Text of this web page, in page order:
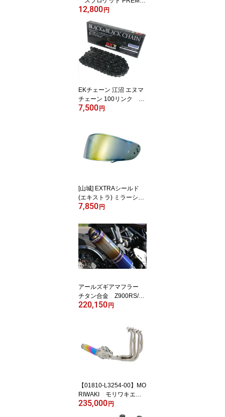
M（プレミアム） オー
12,800円
EKチェーン 江沼 エヌマ
チェーン 100リンク EK
420SR-X(BK:BK)SKJ EK
7,500円
[山城] EXTRAシールド
(エキストラ) ミラーシー
ルド ダークスモーク/ゴ
RYD 対応】
7,850円
アールズギアマフラー
チタン合金 Z900RS/C
AFE/SE（17～22）チタ
リップオンマフラー「W
K31-EUDB」2BL-ZR900
C
220,150円
【01810-L3254-00】MO
RIWAKI モリワキエン
ジニアリング フルエキ
235,000円